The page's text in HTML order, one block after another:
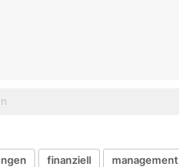
finanziell management